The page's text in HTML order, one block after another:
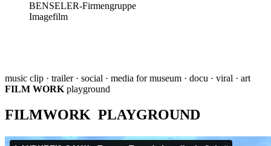
BENSELER-Firmengruppe
Imagefilm
music clip · trailer · social · media for museum · docu · viral · art
FILM WORK playground
FILMWORK PLAYGROUND